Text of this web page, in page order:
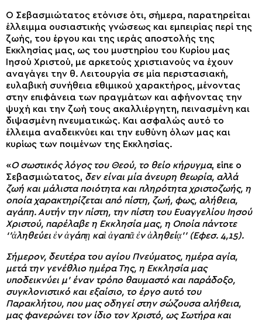
Ο Σεβασμιώτατος ετόνισε ότι, σήμερα, παρατηρείται
έλλειμμα ουσιαστικής γνώσεως και εμπειρίας περί της
ζωής, του έργου και της ιεράς αποστολής της
Εκκλησίας μας, ως του μυστηρίου του Κυρίου μας
Ιησού Χριστού, με αρκετούς χριστιανούς να έχουν
αναγάγει την θ. Λειτουργία σε μία περιστασιακή,
ευλαβική συνήθεια εθιμικού χαρακτήρος, μένοντας
στην επιφάνεια των πραγμάτων και αφήνοντας την
ψυχή και την ζωή τους ακαλλιέργητη, πεινασμένη και
διψασμένη πνευματικώς. Και ασφαλώς αυτό το
έλλειμα αναδεικνύει και την ευθύνη όλων μας και
κυρίως των ποιμένων της Εκκλησίας.
«Ο σωστικός λόγος του Θεού, το θείο κήρυγμα, είπε ο
Σεβασμιώτατος, δεν είναι μία άνευρη θεωρία, αλλά
ζωή και μάλιστα ποιότητα και πληρότητα χριστοζωής, η
οποία χαρακτηρίζεται από πίστη, ζωή, φως, αλήθεια,
αγάπη. Αυτήν την πίστη, την πίστη του Ευαγγελίου Ιησού
Χριστού, παρέλαβε η Εκκλησία μας, η Οποία πάντοτε
‘’ἀληθεύει ἐν ἀγάπῃ καὶ ἀγαπᾶ ἐν ἀληθείᾳ’’ (Εφεσ. 4,15).
Σήμερον, δευτέρα του αγίου Πνεύματος, ημέρα αγία,
μετά την γενέθλιο ημέρα Της, η Εκκλησία μας
υποδεικνύει μ’ έναν τρόπο θαυμαστό και παράδοξο,
συγκλονιστικό και εξαίσιο, το έργο αυτό του
Παρακλήτου, που μας οδηγεί στην σώζουσα αλήθεια,
μας φανερώνει τον ίδιο τον Χριστό, ως Σωτήρα και